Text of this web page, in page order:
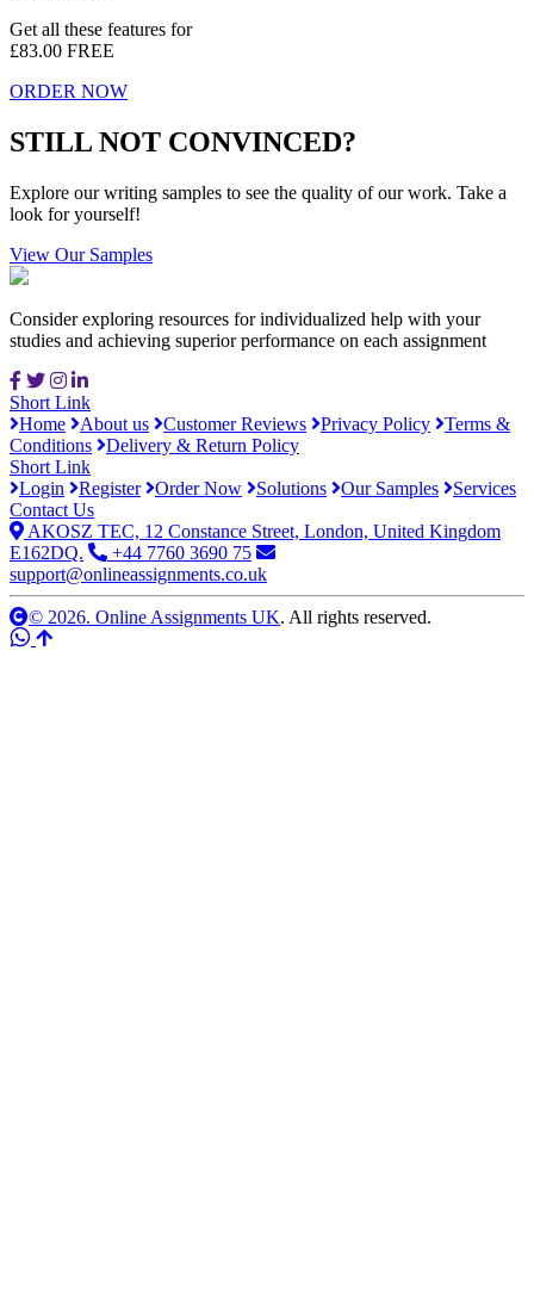
Get all these features for
£83.00 FREE
ORDER NOW
STILL NOT CONVINCED?
Explore our writing samples to see the quality of our work. Take a
look for yourself!
View Our Samples
Consider exploring resources for individualized help with your
studies and achieving superior performance on each assignment
Short Link
Home
About us Customer Reviews Privacy Policy
Terms &
Conditions
Delivery & Return Policy
Short Link
Login
Register Order Now Solutions Our Samples
Services
Contact Us
AKOSZ TEC, 12 Constance Street, London, United Kingdom
E162DQ.
+44 7760 3690 75
support@onlineassignments.co.uk
© 2026. Online Assignments UK. All rights reserved.